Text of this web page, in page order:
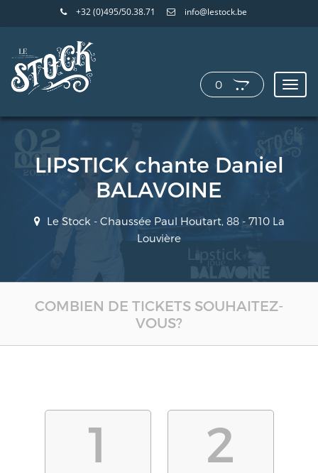
+32 (0)495/50.38.71 info@lestock.be
0
LIPSTICK chante Daniel
BALAVOINE
Le Stock - Chaussée Paul Houtart, 88 - 7110 La
Louvière
COMBIEN DE TICKETS SOUHAITEZ-
VOUS?
1 2